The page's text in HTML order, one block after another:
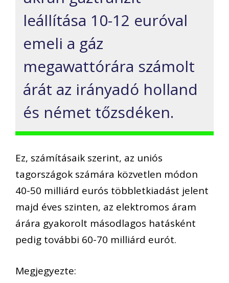
leállítása 10-12 euróval
emeli a gáz
megawattórára számolt
árát az irányadó holland
és német tőzsdéken.
Ez, számításaik szerint, az uniós
tagországok számára közvetlen módon
40-50 milliárd eurós többletkiadást jelent
majd éves szinten, az elektromos áram
árára gyakorolt másodlagos hatásként
pedig további 60-70 milliárd eurót.
Megjegyezte: